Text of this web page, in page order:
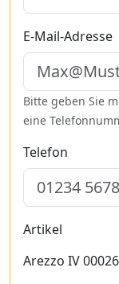
E-Mail-Adresse
Bitte geben Sie
eine
Telefon
Artikel
Arezzo IV